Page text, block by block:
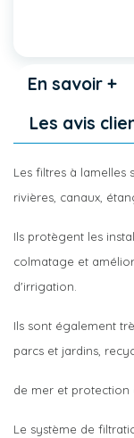
En savoir +
Les avis
Les filtres à lamelles
rivières, canaux,
Ils protègent les
colmatage et
d'irrigation.
Ils sont également
parcs et jardins,
de mer et protection
Le système de